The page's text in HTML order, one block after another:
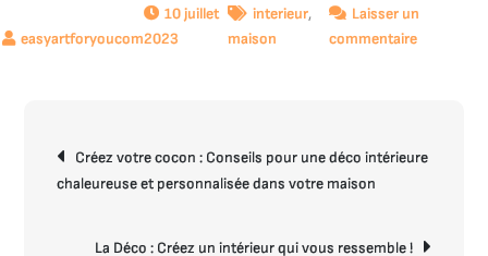
10 juillet
2023
interieur,
maison
Laisser un
commentairesur
avec
intérieure
de
l’article
Créez votre cocon : Conseils pour une déco intérieure
chaleureuse et personnalisée dans votre maison
La Déco : Créez un intérieur qui vous ressemble !